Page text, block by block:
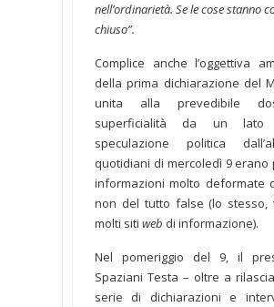
nell’ordinarietà. Se le cose stanno
chiuso”.
Complice anche l’oggettiva
della prima dichiarazione del
unita alla prevedibile
superficialità da un
speculazione politica
quotidiani di mercoledì 9 erano
informazioni molto deformate
non del tutto false (lo stesso,
molti siti web di informazione).
Nel pomeriggio del 9, il
Spaziani Testa – oltre a
serie di dichiarazioni e